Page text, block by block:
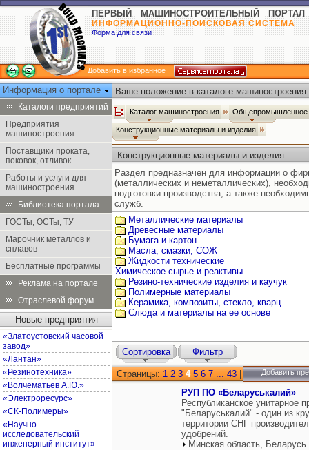
ПЕРВЫЙ МАШИНОСТРОИТЕЛЬНЫЙ ПОРТАЛ
ИНФОРМАЦИОННО-ПОИСКОВАЯ СИСТЕМА
Форма для связи
Добавить в избранное
Информация о портале
Каталоги предприятий
Предприятия
машиностроения
Поставщики проката,
поковок, отливок
Работы и услуги для
машиностроения
Библиотека портала
ГОСТы, ОСТы, ТУ
Марочник металлов и
сплавов
Бесплатные программы
Реклама на портале
Отраслевой форум
Новые предприятия
«Златоустовский часовой
завод»
«Лантан»
«Резинотехника»
«Волчематьев А.Ю.»
«Электроресурс»
«СК-Полимеры»
«Научно-
исследовательский
инженерный институт»
Ваше положение в каталоге машиностроения:
Каталог машиностроения Общепромышленное
Конструкционные материалы и изделия
Конструкционные материалы и изделия
Раздел предназначен для информации о
(металлических и неметаллических),
подготовки производства, а также
служб.
Металлические материалы
Древесные материалы
Бумага и картон
Масла, смазки, СОЖ
Жидкости технические
Химическое сырье и реактивы
Резино-технические изделия и каучук
Полимерные материалы
Керамика, композиты, стекло, кварц
Слюда и материалы на ее основе
Сортировка Фильтр
Страницы: 1 2 3 4 5 6 7 ... 43 Добавить
РУП ПО «Беларуськалий»
Республиканское унитарное
"Беларуськалий" - один из
территории СНГ
удобрений.
Минская область, Беларусь